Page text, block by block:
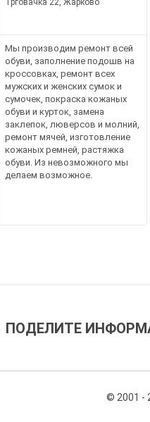
Мы производим ремонт всей
обуви, заполнение подошв на
кроссовках, ремонт всех
мужских и женских сумок и
сумочек, покраска кожаных
обуви и курток, замена
заклепок, люверсов и молний,
ремонт мячей, изготовление
кожаных ремней, растяжка
обуви. Из невозможного мы
делаем возможное.
ПОДЕЛИТЕ
© 2001 -